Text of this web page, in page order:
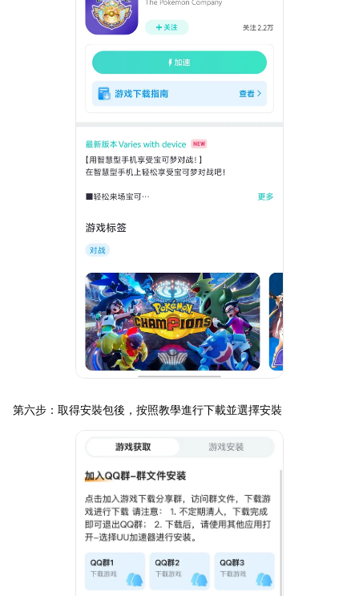
第六步：取得安裝包後，按照教學進行下載並選擇安裝